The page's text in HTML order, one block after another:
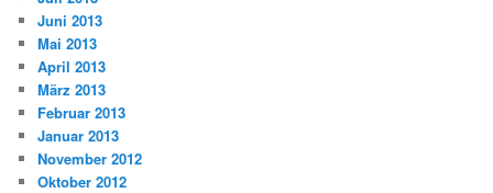
Juni 2013
Mai 2013
April 2013
März 2013
Februar 2013
Januar 2013
November 2012
Oktober 2012